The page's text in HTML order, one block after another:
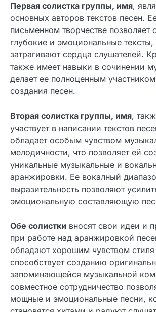
Первая солистка группы, имя,
основных авторов текстов песен.
письменном творчестве позволяет
глубокие и эмоциональные
затрагивают сердца слушателей.
также имеет навыки в сочинении
делает ее полноценным
создания песен.
Вторая солистка группы, имя,
участвует в написании текстов
обладает особым чувством
мелодичности, что позволяет ей
уникальные музыкальные и
аранжировки. Ее вокалный
выразительность позволяют
эмоциональную составляющую
Обе солистки вносят свои идеи и
при работе над аранжировкой
обладают хорошим чувством
способствует созданию
запоминающейся музыкальной
совместное сотрудничество
мощные и эмоциональные песни,